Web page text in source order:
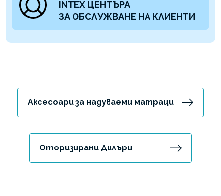
INTEX ЦЕНТЪРА
ЗА ОБСЛУЖВАНЕ НА КЛИЕНТИ
Аксесоари за надуваеми матраци
Оторизирани Дилъри